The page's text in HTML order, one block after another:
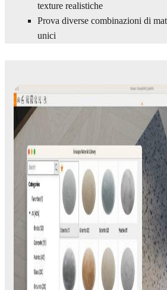
texture realistiche
Prova diverse combinazioni di
unici